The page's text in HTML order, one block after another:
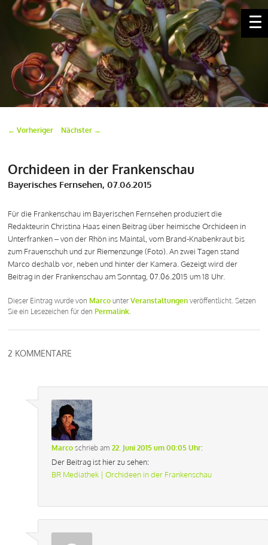
Marco Klüber
Beitragsnavigation
← Vorheriger Nächster →
Orchideen in der Frankenschau
Bayerisches Fernsehen, 07.06.2015
Für die Frankenschau im Bayerischen Fernsehen produziert die
Redakteurin Christina Haas einen Beitrag über heimische Orchideen in
Unterfranken – von der Rhön ins Maintal, vom Brand-Knabenkraut bis
zum Frauenschuh und zur Riemenzunge (Foto). An zwei Tagen stand
Marco deshalb vor, neben und hinter der Kamera. Gezeigt wird der
Beitrag in der Frankenschau am Sonntag, 07.06.2015 um 18 Uhr.
Dieser Eintrag wurde von Marco unterVeranstaltungen veröffentlicht. Setzen
Sie ein Lesezeichen für denPermalink
2 KOMMENTARE
Marco schriebam 22. Juni 2015 um 00:05 Uhr:
Der Beitrag ist hier zu sehen:
BR Mediathek | Orchideen in der Frankenschau